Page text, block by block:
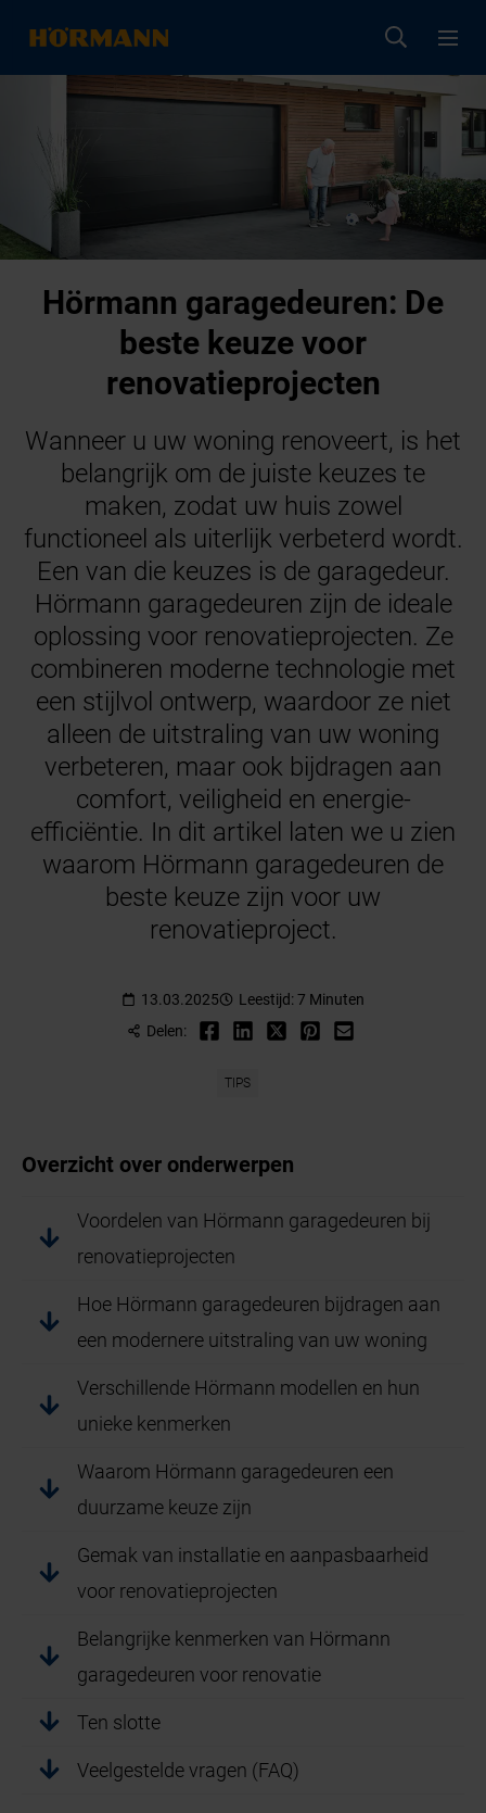
Hörmann garagedeuren: De
beste keuze voor
renovatieprojecten
Wanneer u uw woning renoveert, is het
belangrijk om de juiste keuzes te
maken, zodat uw huis zowel
functioneel als uiterlijk verbeterd wordt.
Een van die keuzes is de garagedeur.
Hörmann garagedeuren zijn de ideale
oplossing voor renovatieprojecten. Ze
combineren moderne technologie met
een stijlvol ontwerp, waardoor ze niet
alleen de uitstraling van uw woning
verbeteren, maar ook bijdragen aan
comfort, veiligheid en energie-
efficiëntie. In dit artikel laten we u zien
waarom Hörmann garagedeuren de
beste keuze zijn voor uw
renovatieproject.
13.03.2025
Leestijd: 7 Minuten
Delen:
TIPS
Overzicht over onderwerpen
Voordelen van Hörmann garagedeuren bij
renovatieprojecten
Hoe Hörmann garagedeuren bijdragen aan
een modernere uitstraling van uw woning
Verschillende Hörmann modellen en hun
unieke kenmerken
Waarom Hörmann garagedeuren een
duurzame keuze zijn
Gemak van installatie en aanpasbaarheid
voor renovatieprojecten
Belangrijke kenmerken van Hörmann
garagedeuren voor renovatie
Ten slotte
Veelgestelde vragen (FAQ)